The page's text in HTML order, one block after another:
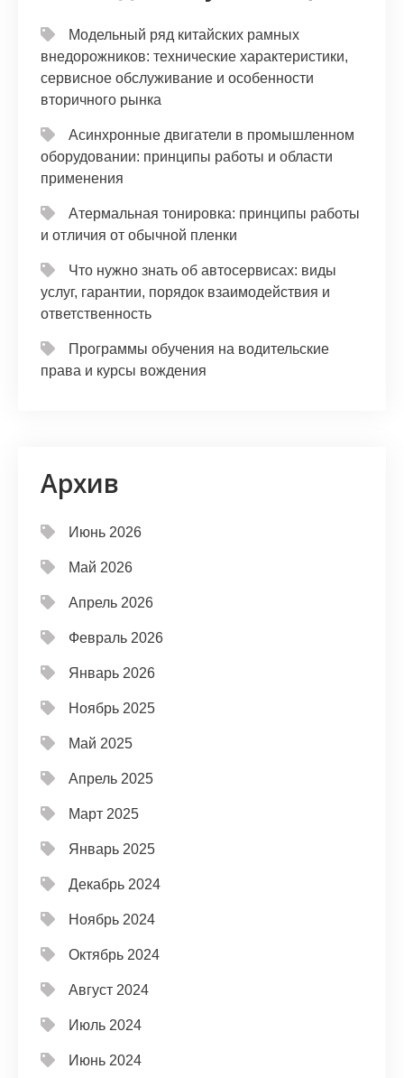
Модельный ряд китайских рамных
внедорожников: технические характеристики,
сервисное обслуживание и особенности
вторичного рынка
Асинхронные двигатели в промышленном
оборудовании: принципы работы и области
применения
Атермальная тонировка: принципы работы
и отличия от обычной пленки
Что нужно знать об автосервисах: виды
услуг, гарантии, порядок взаимодействия и
ответственность
Программы обучения на водительские
права и курсы вождения
Архив
Июнь 2026
Май 2026
Апрель 2026
Февраль 2026
Январь 2026
Ноябрь 2025
Май 2025
Апрель 2025
Март 2025
Январь 2025
Декабрь 2024
Ноябрь 2024
Октябрь 2024
Август 2024
Июль 2024
Июнь 2024